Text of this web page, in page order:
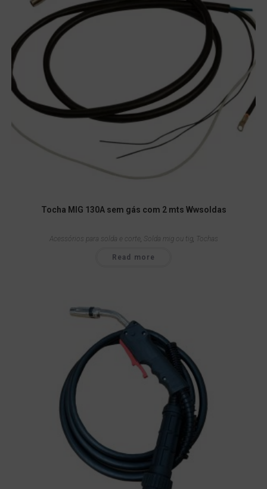
Tocha MIG 130A sem gás com 2 mts Wwsoldas
Acessórios para solda e corte, Solda mig ou tig, Tochas
Read more